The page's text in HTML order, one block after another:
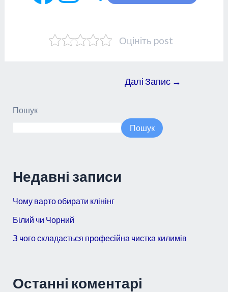
Оцініть post
Далі Запис →
Пошук
Пошук
Недавні записи
Чому варто обирати клінінг
Білий чи Чорний
З чого складається професійна чистка килимів
Останні коментарі